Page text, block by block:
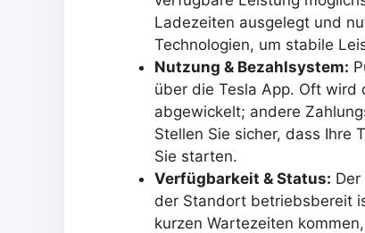
Ladezeiten ausgelegt und
Technologien, um stabile
Nutzung & Bezahlsystem:
über die Tesla App. Oft wird
abgewickelt; andere
Stellen Sie sicher, dass Ihre
Sie starten.
Verfügbarkeit & Status:
der Standort betriebsbereit
kurzen Wartezeiten